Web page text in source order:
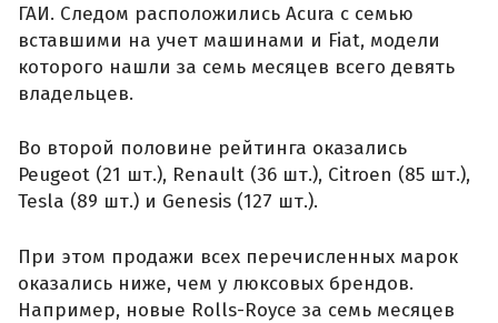
ГАИ. Следом расположились Acura с семью
вставшими на учет машинами и Fiat, модели
которого нашли за семь месяцев всего девять
владельцев.
Во второй половине рейтинга оказались
Peugeot (21 шт.), Renault (36 шт.), Citroen (85 шт.),
Tesla (89 шт.) и Genesis (127 шт.).
При этом продажи всех перечисленных марок
оказались ниже, чем у люксовых брендов.
Например, новые Rolls-Royce за семь месяцев